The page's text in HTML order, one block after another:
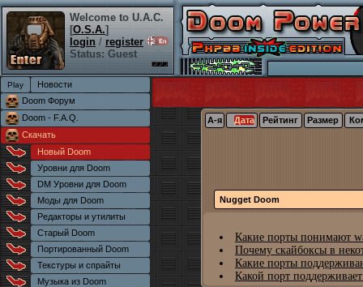
Welcome to U.A.C.
[O.S.A.]
login / register
Status: Guest
Новости
Doom Форум
Doom - F.A.Q.
Скачать
Новый Doom
Уровни для Doom
DM Уровни для Doom
Моды для Doom
Редакторы и утилиты
Старый Doom
Портированный Doom
Текстуры и спрайты
Музыка из Doom
А-я Дата Рейтинг Размер
Nugget Doom
Какие порты понимают
Почему скайбоксы в
Какие порты
Какой порт